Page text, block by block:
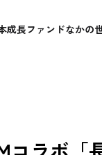
成長ファンドなかの